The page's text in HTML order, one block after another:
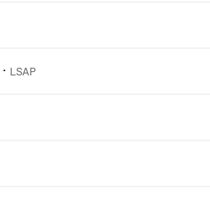
· LSAP